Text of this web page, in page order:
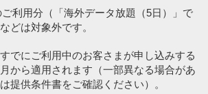
与
約4,000円相当
光 ファミリーの場合、月額基本料金5,720円
ョン550円／月～が別途必要です（2年自動更新
1日以降の契約者は、契約期間満了月の当月・
光 ファミリーの場合、月額基本料金5,720円
ョン550円／月～が別途必要です（2年自動更新
1日以降の契約者は、契約期間満了月の当月・
利用分（「海外データ放題（5日）」で
どは対象外です。
でにご利用中のお客さまが申し込みする
から適用されます（一部異なる場合があ
提供条件書をご確認ください）。